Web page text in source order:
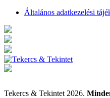
Általános adatkezelési
Tekercs & Tekintet 2026.